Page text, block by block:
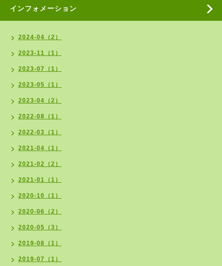
インフォメーション
2024-04（2）
2023-11（1）
2023-07（1）
2023-05（1）
2023-04（2）
2022-08（1）
2022-03（1）
2021-04（1）
2021-02（2）
2021-01（1）
2020-10（1）
2020-06（2）
2020-05（3）
2019-08（1）
2019-07（1）